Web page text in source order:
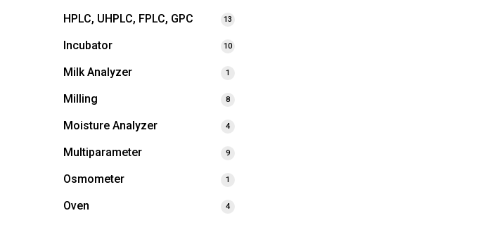
HPLC, UHPLC, FPLC, GPC 13
Incubator 10
Milk Analyzer 1
Milling 8
Moisture Analyzer 4
Multiparameter 9
Osmometer 1
Oven 4